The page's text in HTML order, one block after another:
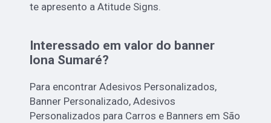
te apresento a Atitude Signs.
Interessado em valor do banner
lona Sumaré?
Para encontrar Adesivos Personalizados,
Banner Personalizado, Adesivos
Personalizados para Carros e Banners em São